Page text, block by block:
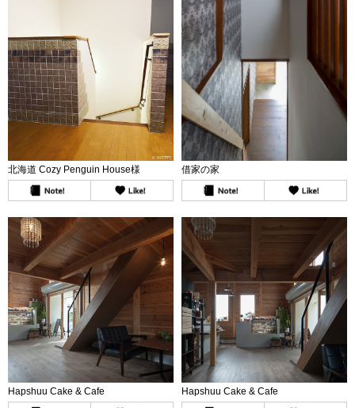
北海道 Cozy Penguin House様 借家の家
Hapshuu Cake & Cafe Hapshuu Cake & Cafe